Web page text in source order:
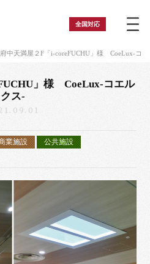
全国対応
府中天満屋２F「i-coreFUCHU」様 CoeLux-コ
」様 CoeLux-コエル
クス-
業施設 公共施設